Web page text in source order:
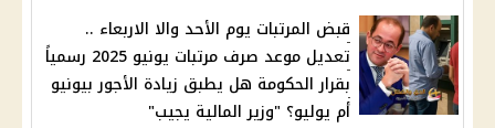
قبض المرتبات يوم الأحد والا الاربعاء ..
تعديل موعد صرف مرتبات يونيو 2025 رسمياً
بقرار الحكومة هل يطبق زيادة الأجور بيونيو
أم يوليو؟ "وزير المالية يجيب"